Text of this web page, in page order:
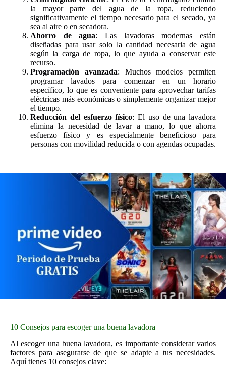
la mayor parte del agua de la ropa, reduciendo
significativamente el tiempo necesario para el secado, ya
sea al aire o en secadora.
Ahorro de agua: Las lavadoras modernas están
diseñadas para usar solo la cantidad necesaria de agua
según la carga de ropa, lo que ayuda a conservar este
recurso.
Programación avanzada: Muchos modelos permiten
programar lavados para comenzar en un horario
específico, lo que es conveniente para aprovechar tarifas
eléctricas más económicas o simplemente organizar mejor
el tiempo.
Reducción del esfuerzo físico: El uso de una lavadora
elimina la necesidad de lavar a mano, lo que ahorra
esfuerzo físico y es especialmente beneficioso para
personas con movilidad reducida o con agendas ocupadas.
10 Consejos para escoger una buena lavadora
Al escoger una buena lavadora, es importante considerar varios
factores para asegurarse de que se adapte a tus necesidades.
Aquí tienes 10 consejos clave: